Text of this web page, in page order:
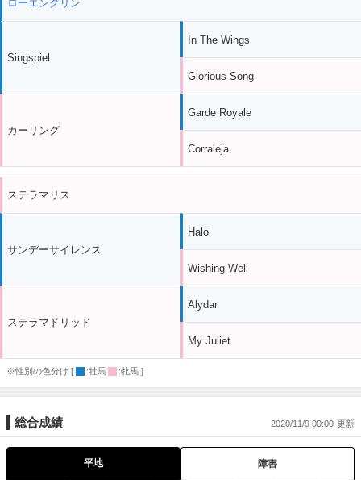
ローエングリン
Singspiel
カーリング
In The Wings
Glorious Song
Garde Royale
Corraleja
ステラマリス
サンデーサイレンス
ステラマドリッド
Halo
Wishing Well
Alydar
My Juliet
※性別の色分け [ :牡馬 :牝馬 ]
総合成績 2020/11/9 00:00
平地 障害